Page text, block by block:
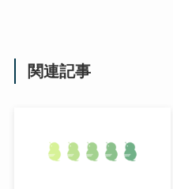
関連記事